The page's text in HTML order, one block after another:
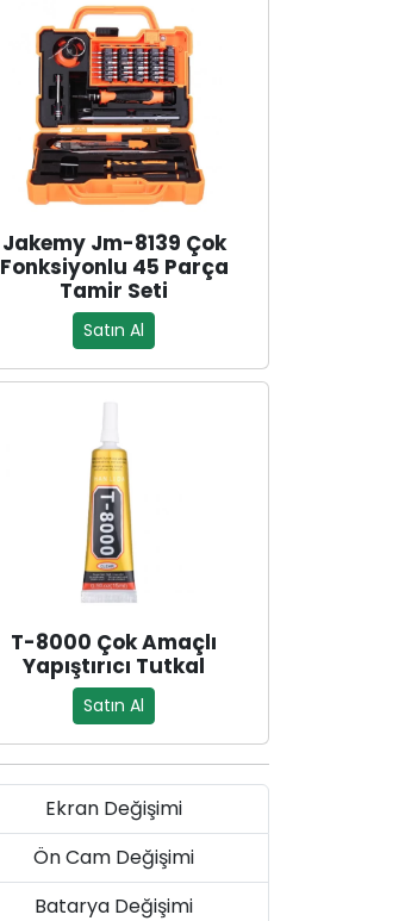
Jakemy Jm-8139 Çok
Fonksiyonlu 45 Parça
Tamir Seti
Satın Al
T-8000 Çok Amaçlı
Yapıştırıcı Tutkal
Satın Al
Ekran Değişimi
Ön Cam Değişimi
Batarya Değişimi